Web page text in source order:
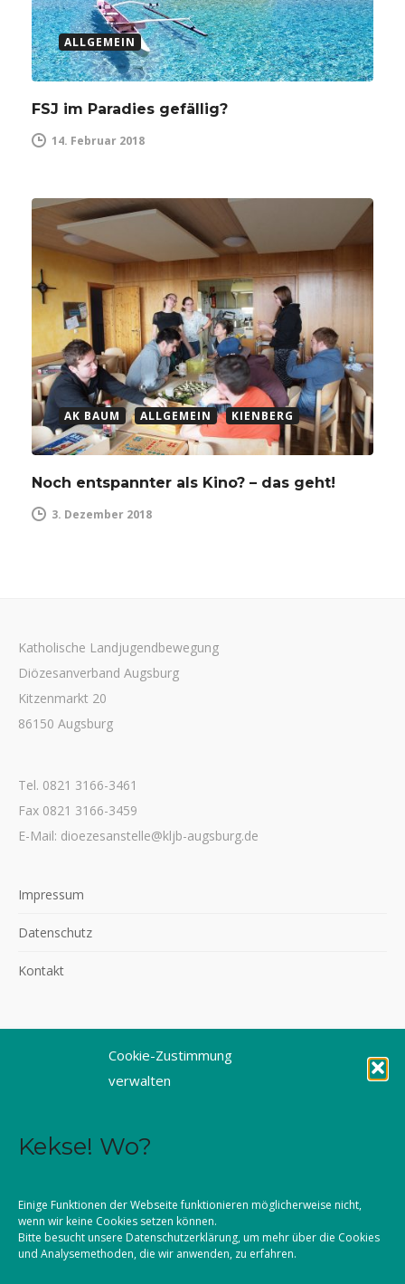
Cookie-Zustimmung
verwalten
Kekse! Wo?
Einige Funktionen der Webseite funktionieren möglicherweise nicht,
wenn wir keine Cookies setzen können.
Bitte besucht unsere Datenschutzerklärung, um mehr über die Cookies
und Analysemethoden, die wir anwenden, zu erfahren.
ALLGEMEIN
FSJ im Paradies gefällig?
14. Februar 2018
AK BAUM ALLGEMEIN KIENBERG
Noch entspannter als Kino? – das geht!
3. Dezember 2018
Katholische Landjugendbewegung
Diözesanverband Augsburg
Kitzenmarkt 20
86150 Augsburg
Tel. 0821 3166-3461
Fax 0821 3166-3459
E-Mail: dioezesanstelle@kljb-augsburg.de
Impressum
Datenschutz
Kontakt
©2026 KLJB Augsburg